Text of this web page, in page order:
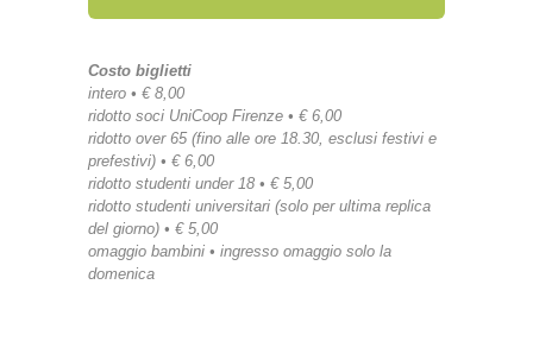
Costo biglietti
intero • € 8,00
ridotto soci UniCoop Firenze • € 6,00
ridotto over 65 (fino alle ore 18.30, esclusi festivi e
prefestivi) • € 6,00
ridotto studenti under 18 • € 5,00
ridotto studenti universitari (solo per ultima replica
del giorno) • € 5,00
omaggio bambini • ingresso omaggio solo la
domenica